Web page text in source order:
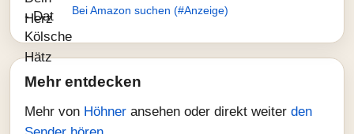
Bei Amazon suchen (#Anzeige)
Mehr entdecken
Mehr von Höhner ansehen oder direkt weiter den